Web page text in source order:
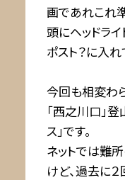
画であれこれ
頭にヘッドライ
ポスト？に入れ
今回も相変わ
「西之川口」
ス」です。
ネットでは難
けど、過去に